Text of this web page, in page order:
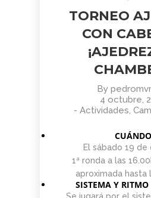
TORNEO
CON
By
4 octubre,
- Actividades,
CUÁNDO
El sábado 19 de
1ª ronda a las
aproximada hasta
SISTEMA Y RITMO